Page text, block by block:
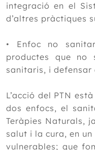
integració en el
d’altres pràctiques
• Enfoc no
productes que no
sanitaris, i
L’acció del PTN
dos enfocs, el
Teràpies Naturals,
salut i la cura, en
vulnerables; que